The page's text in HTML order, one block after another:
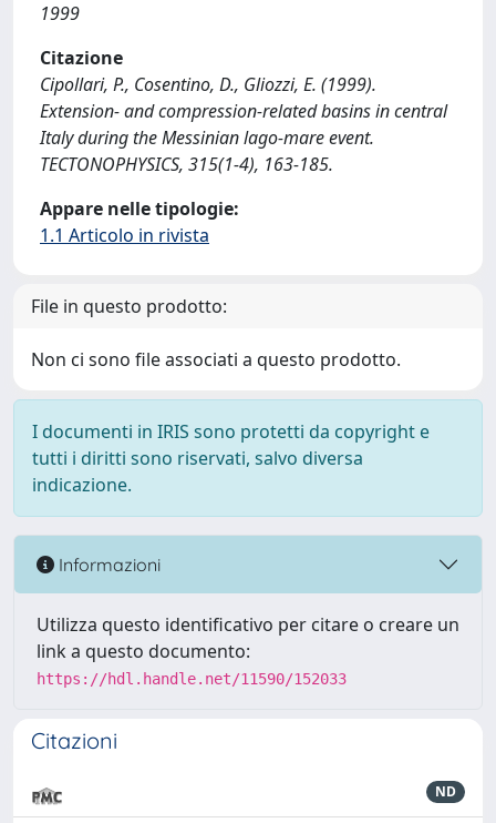
1999
Citazione
Cipollari, P., Cosentino, D., Gliozzi, E. (1999).
Extension- and compression-related basins in central
Italy during the Messinian lago-mare event.
TECTONOPHYSICS, 315(1-4), 163-185.
Appare nelle tipologie:
1.1 Articolo in rivista
File in questo prodotto:
Non ci sono file associati a questo prodotto.
I documenti in IRIS sono protetti da copyright e
tutti i diritti sono riservati, salvo diversa
indicazione.
Informazioni
Utilizza questo identificativo per citare o creare un
link a questo documento:
https://hdl.handle.net/11590/152033
Citazioni
ND